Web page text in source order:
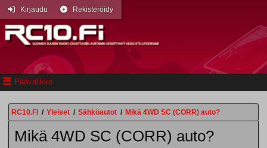
Päävalikko
Kirjaudu Rekisteröidy
RC10.FI / Yleiset / Sähköautot / Mikä 4WD SC (CORR) auto?
Mikä 4WD SC (CORR) auto?